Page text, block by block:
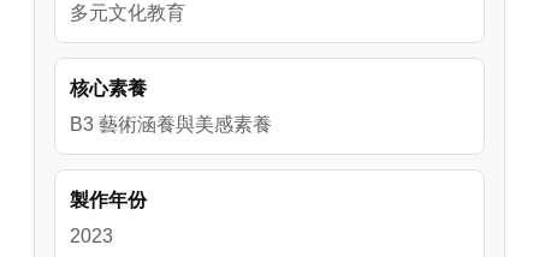
多元文化教育
核心素養
B3 藝術涵養與美感素養
製作年份
2023